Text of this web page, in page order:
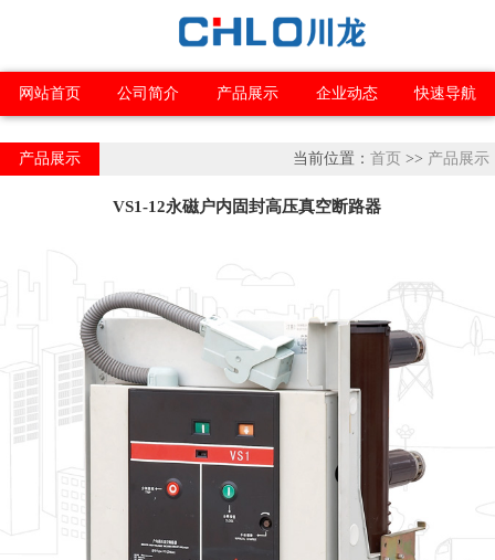
网站首页 公司简介 产品展示 企业动态 快速导航
当前位置： 首页 >> 产品展示
产品展示
VS1-12永磁户内固封高压真空断路器